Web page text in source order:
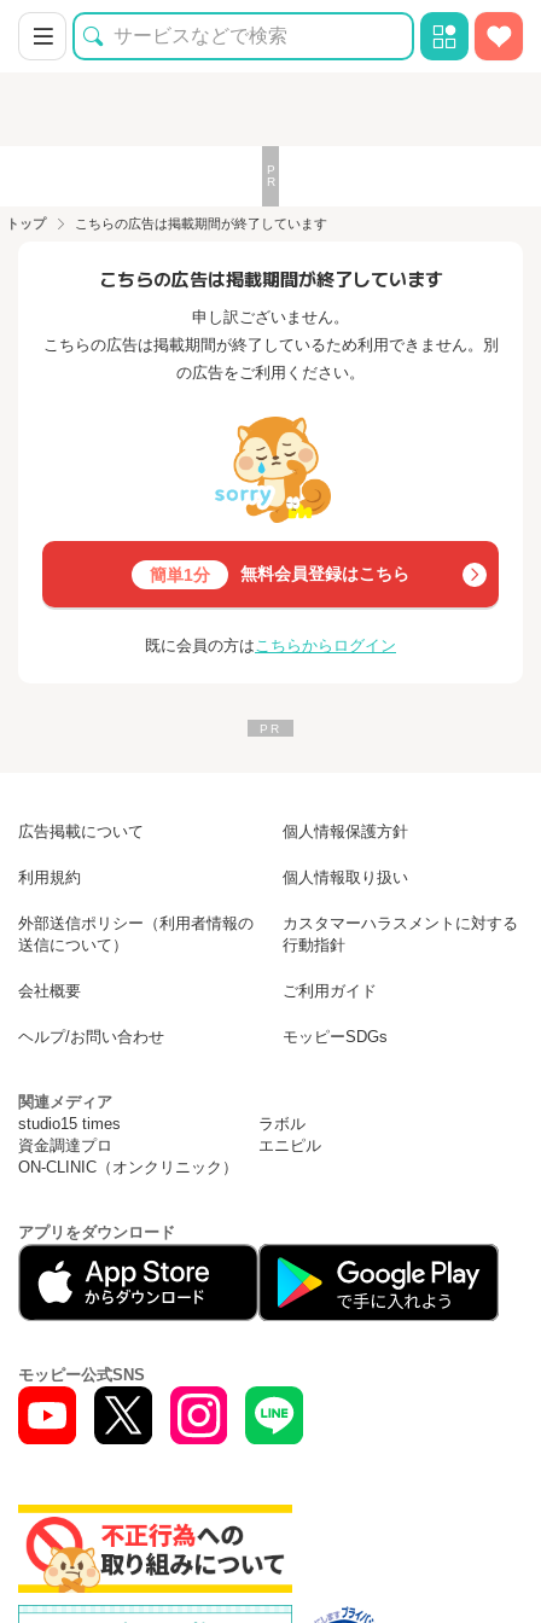
トップ こちらの広告は掲載期間が終了しています
こちらの広告は掲載期間が終了しています
申し訳ございません。
こちらの広告は掲載期間が終了しているため利用できません。別
の広告をご利用ください。
簡単1分 無料会員登録はこちら
既に会員の方はこちらからログイン
広告掲載について 個人情報保護方針
利用規約 個人情報取り扱い
外部送信ポリシー（利用者情報の
送信について）
カスタマーハラスメントに対する
行動指針
会社概要 ご利用ガイド
ヘルプ/お問い合わせ モッピーSDGs
関連メディア
studio15 times
ラボル
資金調達プロ
エニピル
ON-CLINIC（オンクリニック）
アプリをダウンロード
モッピー公式SNS